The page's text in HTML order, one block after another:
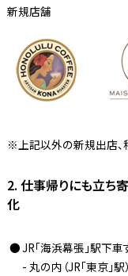
新規店舗
上記以外の新規出店、
2. 仕事帰りにも立ち
化
JR「海浜幕張」駅下車
- 丸の内（JR「東京」